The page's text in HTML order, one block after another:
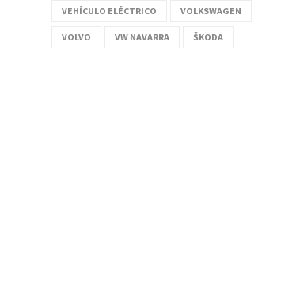
VEHÍCULO ELÉCTRICO VOLKSWAGEN
VOLVO VW NAVARRA ŠKODA